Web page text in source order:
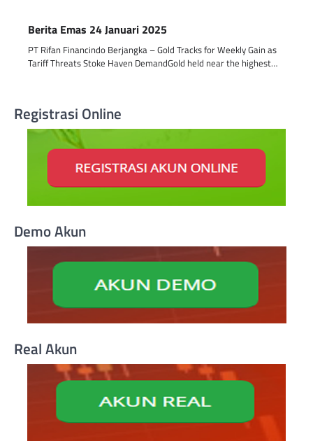
Berita Emas 24 Januari 2025
PT Rifan Financindo Berjangka – Gold Tracks for Weekly Gain as
Tariff Threats Stoke Haven DemandGold held near the highest…
Registrasi Online
Demo Akun
Real Akun